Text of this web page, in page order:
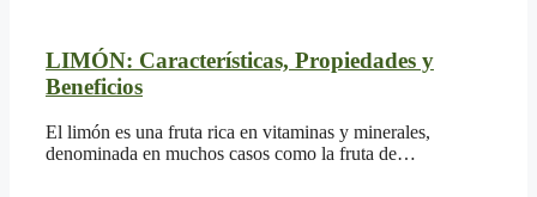
LIMÓN: Características, Propiedades y
Beneficios
El limón es una fruta rica en vitaminas y minerales,
denominada en muchos casos como la fruta de…